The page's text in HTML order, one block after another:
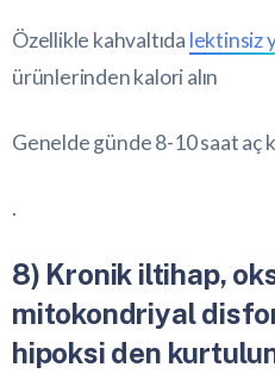
Özellikle kahvaltıda lektinsiz
ürünlerinden kalori alın
Genelde günde 8-10 saat aç
.
8) Kronik iltihap,
mitokondriyal
hipoksi den